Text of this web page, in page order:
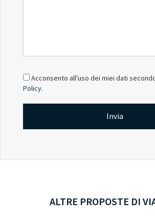
Acconsento all'uso dei miei dati
Policy.
Invia
ALTRE PROPOSTE DI